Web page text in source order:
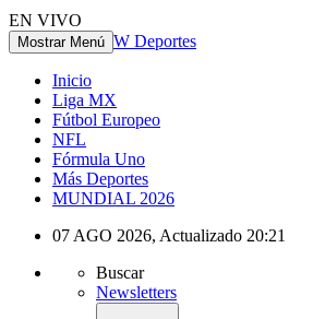
EN VIVO
Mostrar Menú W Deportes
Inicio
Liga MX
Fútbol Europeo
NFL
Fórmula Uno
Más Deportes
MUNDIAL 2026
07 AGO 2026, Actualizado 20:21
Buscar
Newsletters